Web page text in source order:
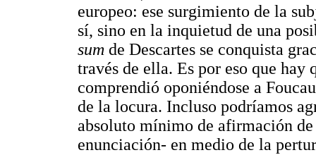
europeo: ese surgimiento de la
sí, sino en la inquietud de una
sum de Descartes se conquista
través de ella. Es por eso que
comprendió oponiéndose a
de la locura. Incluso podríamos
absoluto mínimo de afirmación
enunciación- en medio de la